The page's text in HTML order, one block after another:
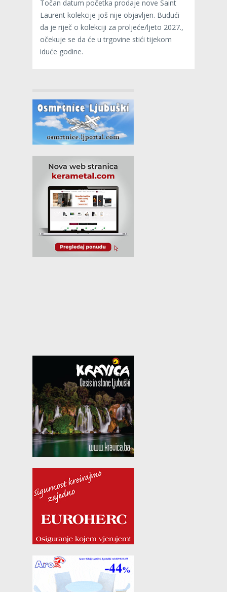
Točan datum početka prodaje nove Saint
Laurent kolekcije još nije objavljen. Budući
da je riječ o kolekciji za proljeće/ljeto 2027.,
očekuje se da će u trgovine stići tijekom
iduće godine.